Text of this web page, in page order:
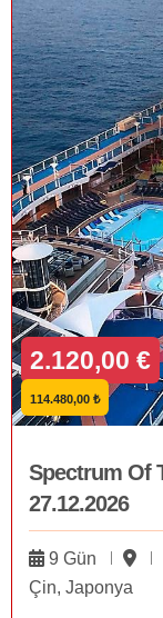
2.120,00 €
114.480,00 ₺
Spectrum Of
27.12.2026
9 Gün
Çin, Japonya